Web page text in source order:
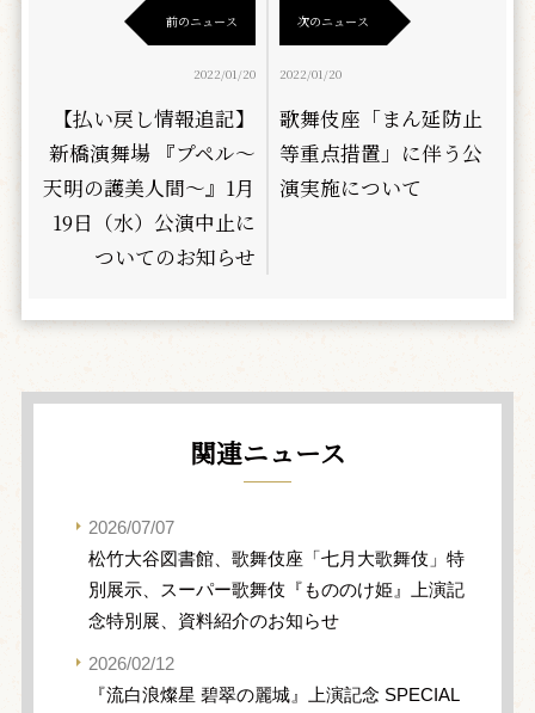
前のニュース
2022/01/20
【払い戻し情報追記】
新橋演舞場 『プペル～
天明の護美人間～』1月
19日（水）公演中止に
ついてのお知らせ
次のニュース
2022/01/20
歌舞伎座「まん延防止
等重点措置」に伴う公
演実施について
関連ニュース
2026/07/07
松竹大谷図書館、歌舞伎座「七月大歌舞伎」特
別展示、スーパー歌舞伎『もののけ姫』上演記
念特別展、資料紹介のお知らせ
2026/02/12
『流白浪燦星 碧翠の麗城』上演記念 SPECIAL